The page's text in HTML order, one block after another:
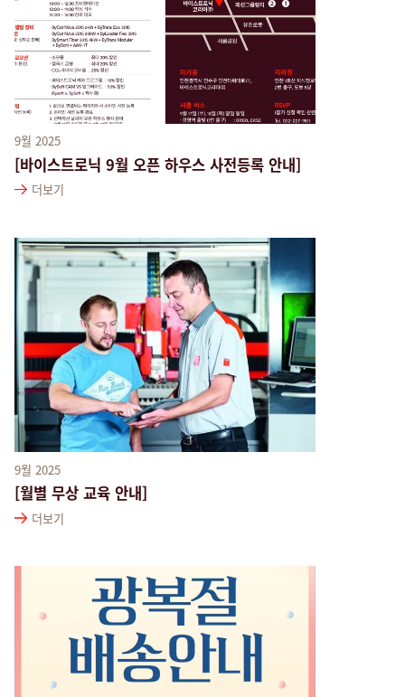
9월 2025
[바이스트로닉 9월 오픈 하우스 사전등록 안내]
더보기
9월 2025
[월별 무상 교육 안내]
더보기